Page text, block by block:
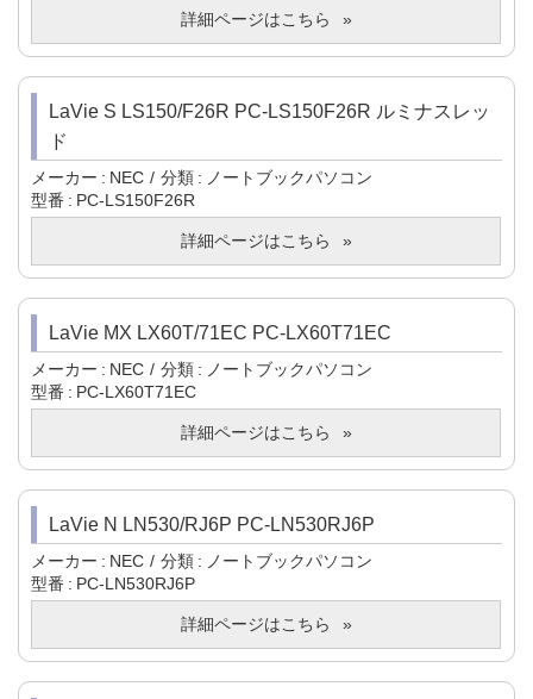
詳細ページはこちら
LaVie S LS150/F26R PC-LS150F26R ルミナスレッ
ド
メーカー NEC 分類
ノートブックパソコン
型番
PC-LS150F26R
詳細ページはこちら
LaVie MX LX60T/71EC PC-LX60T71EC
メーカー NEC 分類
ノートブックパソコン
型番
PC-LX60T71EC
詳細ページはこちら
LaVie N LN530/RJ6P PC-LN530RJ6P
メーカー NEC 分類
ノートブックパソコン
型番
PC-LN530RJ6P
詳細ページはこちら